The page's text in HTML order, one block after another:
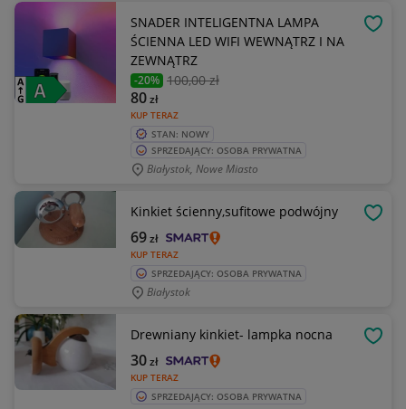
SNADER INTELIGENTNA LAMPA
ŚCIENNA LED WIFI WEWNĄTRZ I NA
ZEWNĄTRZ
-20% 100,00 zł
KUP TERAZ
80zł
STAN: NOWY
SPRZEDAJĄCY: OSOBA PRYWATNA
Białystok, Nowe Miasto
Kinkiet ścienny,sufitowe podwójny
KUP TERAZ
69zł
SPRZEDAJĄCY: OSOBA PRYWATNA
Białystok
Drewniany kinkiet- lampka nocna
KUP TERAZ
30zł
SPRZEDAJĄCY: OSOBA PRYWATNA